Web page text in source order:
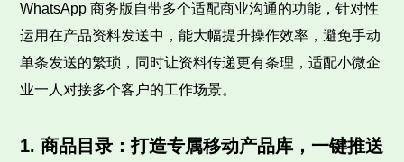
WhatsApp 商务版自带多个适配商业沟通的功能，针对性
运用在产品资料发送中，能大幅提升操作效率，避免手动
单条发送的繁琐，同时让资料传递更有条理，适配小微企
业一人对接多个客户的工作场景。
1. 商品目录：打造专属移动产品库，一键推送